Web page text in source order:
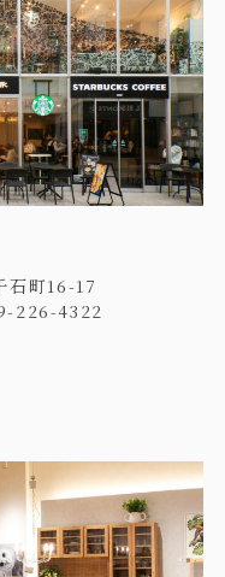
石町16-17
226-4322